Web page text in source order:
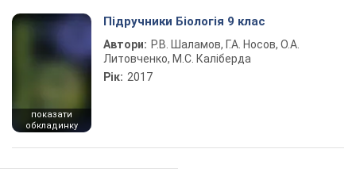
показати
обкладинку
Підручники Біологія 9 клас
Автори: Р.В. Шаламов, Г.А. Носов, О.А.
Литовченко, М.С. Каліберда
Рік: 2017